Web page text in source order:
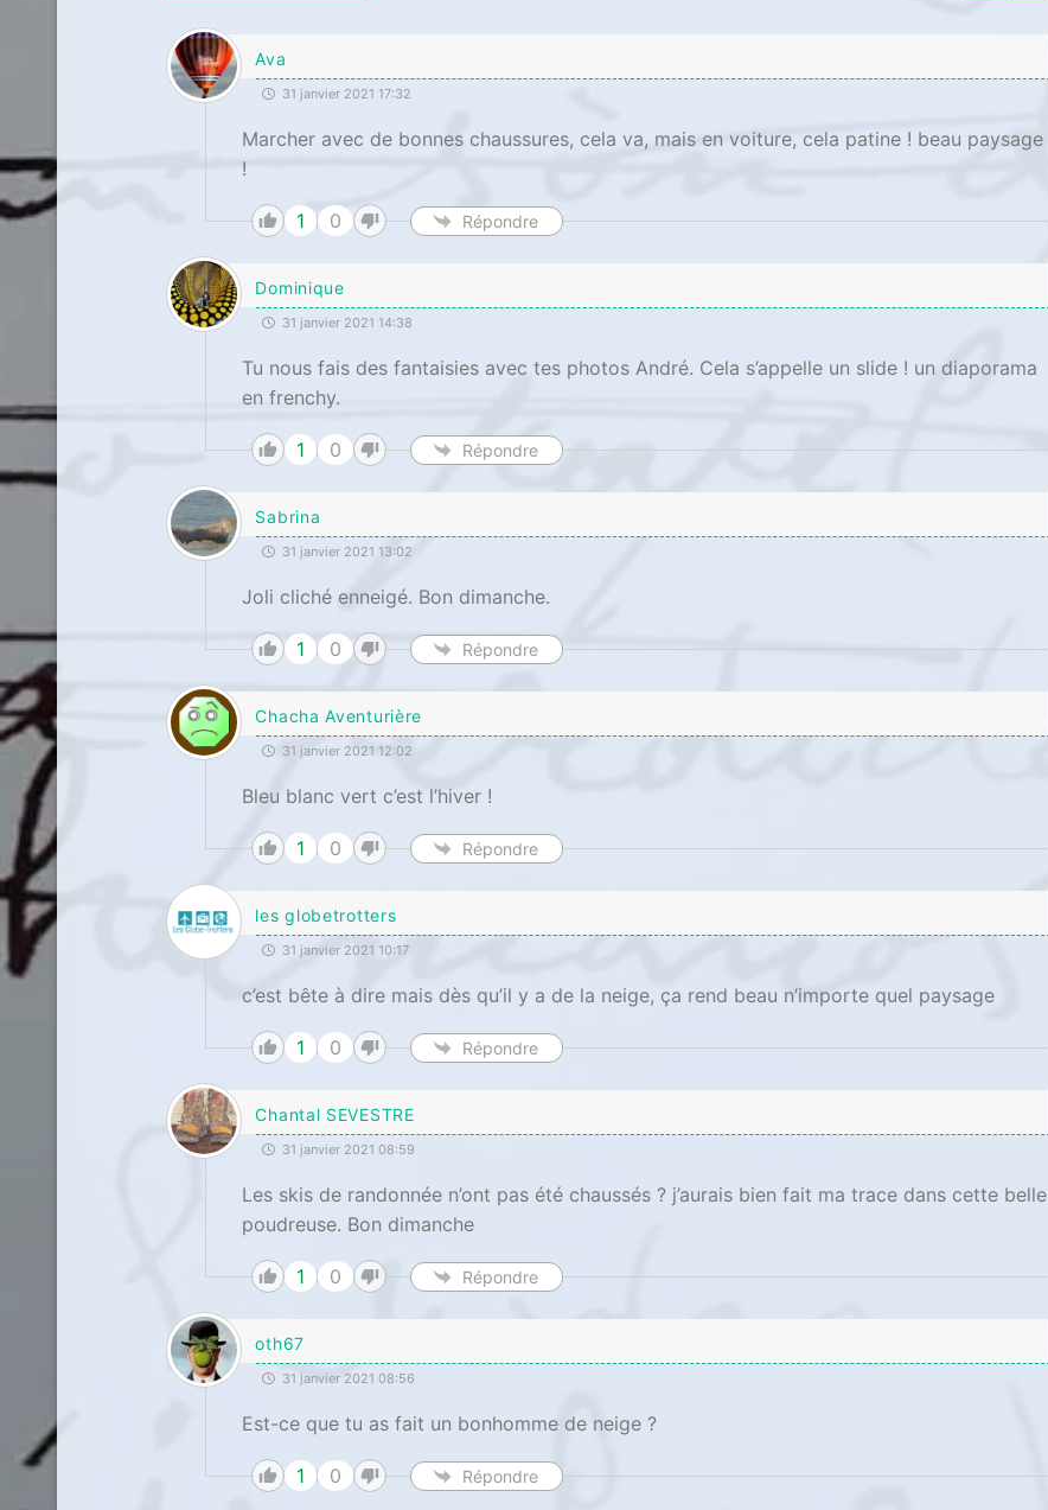
Ava
31 janvier 2021 17:32
Marcher avec de bonnes chaussures, cela va, mais en voiture, cela patine ! beau paysage
!
1 0 Répondre
Dominique
31 janvier 2021 14:38
Tu nous fais des fantaisies avec tes photos André. Cela s’appelle un slide ! un diaporama
en frenchy.
1 0 Répondre
Sabrina
31 janvier 2021 13:02
Joli cliché enneigé. Bon dimanche.
1 0 Répondre
Chacha Aventurière
31 janvier 2021 12:02
Bleu blanc vert c’est l’hiver !
1 0 Répondre
les globetrotters
31 janvier 2021 10:17
c’est bête à dire mais dès qu’il y a de la neige, ça rend beau n’importe quel paysage
1 0 Répondre
Chantal SEVESTRE
31 janvier 2021 08:59
Les skis de randonnée n’ont pas été chaussés ? j’aurais bien fait ma trace dans cette belle
poudreuse. Bon dimanche
1 0 Répondre
oth67
31 janvier 2021 08:56
Est-ce que tu as fait un bonhomme de neige ?
1 0 Répondre